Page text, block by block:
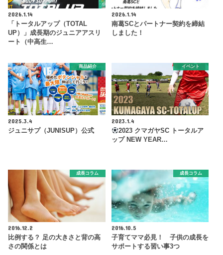
2026.1.14
「トータルアップ（TOTAL
UP）」成長期のジュニアアスリ
ート（中高生…
2026.1.14
南葛SCとパートナー契約を締結
しました！
商品紹介
2025.3.4
ジュニサプ（JUNISUP）公式
イベント
2023.1.4
2023 クマガヤSC トータルア
ップ NEW YEAR…
成長コラム
2016.12.2
比例する？ 足の大きさと背の高
さの関係とは
成長コラム
2016.10.5
子育てママ必見！ 子供の成長を
サポートする習い事3つ